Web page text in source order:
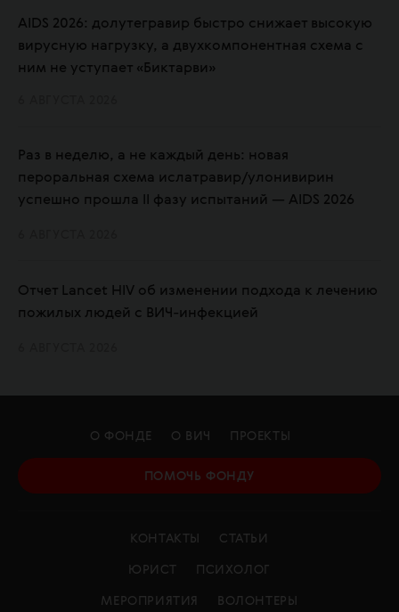
AIDS 2026: долутегравир быстро снижает высокую
вирусную нагрузку, а двухкомпонентная схема с
ним не уступает «Биктарви»
Раз в неделю, а не каждый день: новая
пероральная схема ислатравир/улонивирин
успешно прошла II фазу испытаний — AIDS 2026
Отчет Lancet HIV об изменении подхода к лечению
пожилых людей с ВИЧ-инфекцией
О ФОНДЕ О ВИЧ ПРОЕКТЫ
ПОМОЧЬ ФОНДУ
КОНТАКТЫ СТАТЬИ
ЮРИСТ ПСИХОЛОГ
МЕРОПРИЯТИЯ ВОЛОНТЕРЫ